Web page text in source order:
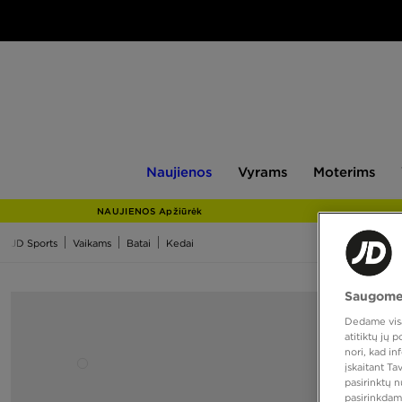
Naujienos Vyrams Moterims
NAUJIENOS Apžiūrėk
JD Sports Vaikams Batai Kedai
Dedame
atitiktų jų
nori, kad
įskaitant
pasirinktų